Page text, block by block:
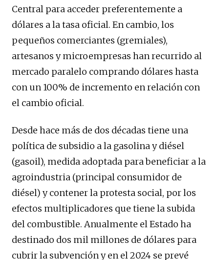
Central para acceder preferentemente a
dólares a la tasa oficial. En cambio, los
pequeños comerciantes (gremiales),
artesanos y microempresas han recurrido al
mercado paralelo comprando dólares hasta
con un 100% de incremento en relación con
el cambio oficial.
Desde hace más de dos décadas tiene una
política de subsidio a la gasolina y diésel
(gasoil), medida adoptada para beneficiar a la
agroindustria (principal consumidor de
diésel) y contener la protesta social, por los
efectos multiplicadores que tiene la subida
del combustible. Anualmente el Estado ha
destinado dos mil millones de dólares para
cubrir la subvención y en el 2024 se prevé